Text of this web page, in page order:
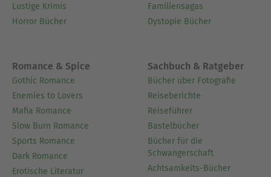
Lustige Krimis
Horror Bücher
Familiensagas
Dystopie Bücher
Romance & Spice
Gothic Romance
Enemies to Lovers
Mafia Romance
Slow Burn Romance
Sports Romance
Dark Romance
Erotische Literatur
Sachbuch & Ratgeber
Bücher über Fotografie
Reiseberichte
Reiseführer
Bastelbücher
Bücher für die
Schwangerschaft
Achtsamkeits-Bücher